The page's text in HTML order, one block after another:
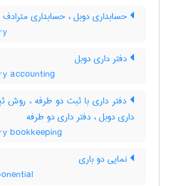
حسابداری دوبل ، حسابداری مترادف
دفتر داری دوبل
accounting
دفتر داری با ثبت دو طرفه ، روش
داری دوبل ، دفتر داری دو طرفه
bookkeeping
نمایی دو باری